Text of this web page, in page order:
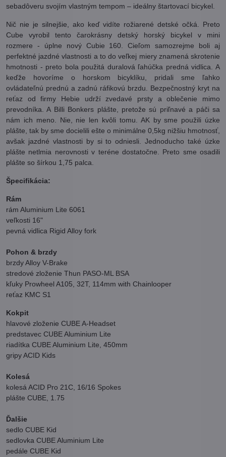
sebadôveru svojím vlastným tempom – ideálny štartovací bicykel.
Nič nie je silnejšie, ako keď vidíte rožiarené detské očká. Preto
Cube vyrobil tento čarokrásny detský horský bicykel v mini
rozmere - úplne nový Cubie 160. Cieľom samozrejme boli aj
perfektné jazdné vlastnosti a to do veľkej miery znamená skrotenie
hmotnosti - preto bola použitá duralová ľahúčka predná vidlica. A
keďže hovoríme o horskom bicyklíku, pridali sme ľahko
ovládateľnú prednú a zadnú ráfikovú brzdu. Bezpečnostný kryt na
reťaz od firmy Hebie udrží zvedavé prsty a oblečenie mimo
prevodníka. A Billi Bonkers plášte, pretože sú priľnavé a páči sa
nám ich meno. Nie, nie len kvôli tomu. AK by sme použili úzke
plášte, tak by sme docielili ešte o minimálne 0,5kg nižšiu hmotnosť,
avšak jazdné vlastnosti by si to odniesli. Jednoducho také úzke
plášte netlmia nerovnosti v teréne dostatočne. Preto sme osadili
plášte so šírkou 1,75 palca.
Špecifikácia:
Rám
rám Aluminium Lite 6061
veľkosti 16"
pevná vidlica Rigid Alloy fork
Pohon & brzdy
brzdy Alloy V-Brake
stredové zloženie Thun PASO-ML BSA
kľuky Prowheel A105, 32T, 114mm with Chainlooper
reťaz KMC S1
Kokpit
hlavové zloženie CUBE A-Headset
predstavec CUBE Aluminium Lite
riadítka CUBE Aluminium Lite, 450mm
gripy ACID Kids
Kolesá
kolesá ACID Pro 21C, 16/16 Spokes
plášte CUBE, 1.75
Ďalšie
sedlo CUBE Kid
sedlovka CUBE Aluminium Lite
pedále CUBE Kid